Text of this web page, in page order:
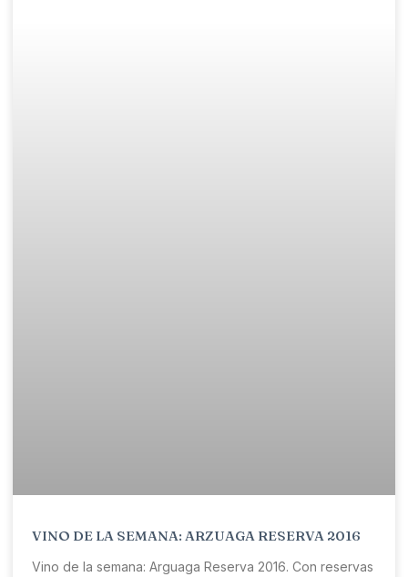
VINO DE LA SEMANA: ARZUAGA RESERVA 2016
Vino de la semana: Arguaga Reserva 2016. Con reservas